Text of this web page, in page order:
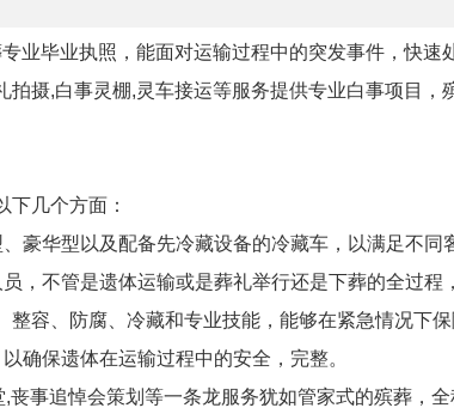
业毕业执照，能面对运输过程中的突发事件，快速
摄,白事灵棚,灵车接运等服务提供专业白事项目，
下几个方面：
豪华型以及配备先冷藏设备的冷藏车，以满足不同
，不管是遗体运输或是葬礼举行还是下葬的全过程
容、防腐、冷藏和专业技能，能够在紧急情况下保
确保遗体在运输过程中的安全，完整。
事追悼会策划等一条龙服务犹如管家式的殡葬，